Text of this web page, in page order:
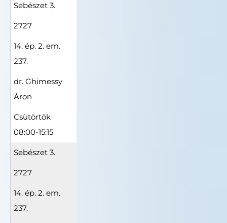
Sebészet 3.
2727
14. ép. 2. em.
237.
dr. Ghimessy
Áron
Csütörtök
08:00-15:15
Sebészet 3.
2727
14. ép. 2. em.
237.